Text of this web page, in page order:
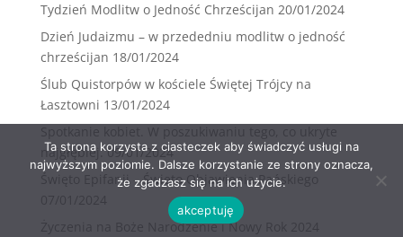
Tydzień Modlitw o Jedność Chrześcijan 20/01/2024
Dzień Judaizmu – w przededniu modlitw o jedność
chrześcijan 18/01/2024
Ślub Quistorpów w kościele Świętej Trójcy na
Łasztowni 13/01/2024
najgłębiej. 09/01/2024
Święto Epifanii – Święto Objawienia Pańskiego
Życzenia na Boże Narodzenie i Nowy Rok 2024
Ta strona korzysta z ciasteczek aby świadczyć usługi na
najwyższym poziomie. Dalsze korzystanie ze strony oznacza,
że zgadzasz się na ich użycie.
akceptuję